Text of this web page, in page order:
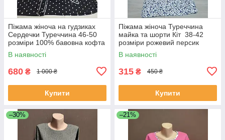
Піжама жіноча на гудзиках
Сердечки Туреччина 46-50
розміри 100% бавовна кофта
і штани чорна
В наявності
680 ₴ 1 000 ₴
Купити
Піжама жіноча Туреччина
майка та шорти Кіт 38-42
розміри рожевий персик
В наявності
315 ₴ 450 ₴
Купити
–30% –21%